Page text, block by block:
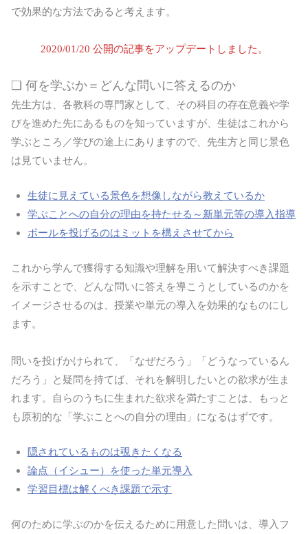
で効果的な方法であると考えます。
2020/01/20 公開の記事をアップデートしました。
❏ 何を学ぶか＝どんな問いに答えるのか
先生方は、各教科の専門家として、その科目の存在意義や学
びを進めた先にあるものを知っていますが、生徒はこれから
学ぶところ／学びの途上にありますので、先生方と同じ景色
は見ていません。
生徒に見えている景色を想像しながら教えているか
学ぶことへの自分の理由を持たせる～新単元等の導入指導
ボールを投げるのはミットを構えさせてから
これから学んで獲得する知識や理解を用いて解決すべき課題
を示すことで、どんな問いに答えを導こうとしているのかを
イメージさせるのは、授業や単元の導入を効果的なものにし
ます。
問いを投げかけられて、「なぜだろう」「どうなっているん
だろう」と疑問を持てば、それを解明したいとの欲求が生ま
れます。自らのうちに生まれた欲求を満たすことは、もっと
も原初的な「学ぶことへの自分の理由」になるはずです。
隠されているものは覗きたくなる
論点（イシュー）を使った単元導入
学習目標は解くべき課題で示す
何のために学ぶのかを伝えるために用意した問いは、導入フ